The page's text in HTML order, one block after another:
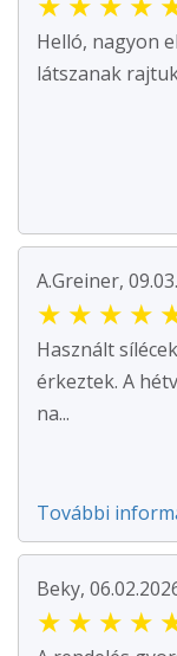
Helló, nagyon
látszanak
A.Greiner,
★ ★ ★ ★
Használt
érkeztek. A
na...
További
Beky,
★ ★ ★ ★